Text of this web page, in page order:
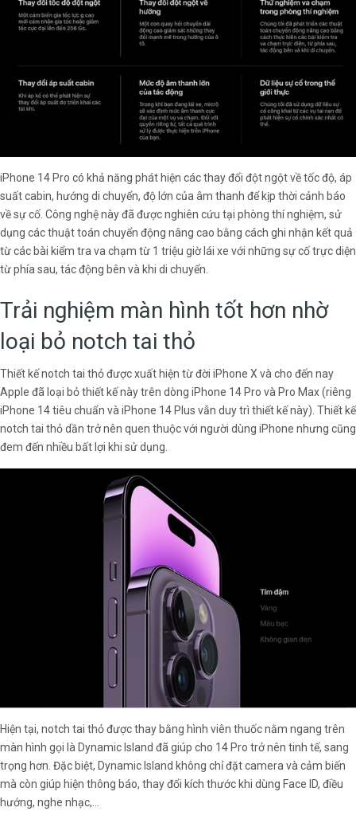
iPhone 14 Pro có khả năng phát hiện các thay đổi đột ngột về tốc độ, áp
suất cabin, hướng di chuyển, độ lớn của âm thanh để kịp thời cảnh báo
về sự cố. Công nghệ này đã được nghiên cứu tại phòng thí nghiệm, sử
dụng các thuật toán chuyển động nâng cao bằng cách ghi nhận kết quả
từ các bài kiểm tra va chạm từ 1 triệu giờ lái xe với những sự cố trực diện
từ phía sau, tác động bên và khi di chuyển.
Trải nghiệm màn hình tốt hơn nhờ
loại bỏ notch tai thỏ
Thiết kế notch tai thỏ được xuất hiện từ đời iPhone X và cho đến nay
Apple đã loại bỏ thiết kế này trên dòng iPhone 14 Pro và Pro Max (riêng
iPhone 14 tiêu chuẩn và iPhone 14 Plus vẫn duy trì thiết kế này). Thiết kế
notch tai thỏ dần trở nên quen thuộc với người dùng iPhone nhưng cũng
đem đến nhiều bất lợi khi sử dụng.
Hiện tại, notch tai thỏ được thay bằng hình viên thuốc nằm ngang trên
màn hình gọi là Dynamic Island đã giúp cho 14 Pro trở nên tinh tế, sang
trọng hơn. Đặc biệt, Dynamic Island không chỉ đặt camera và cảm biến
mà còn giúp hiện thông báo, thay đổi kích thước khi dùng Face ID, điều
hướng, nghe nhạc,...